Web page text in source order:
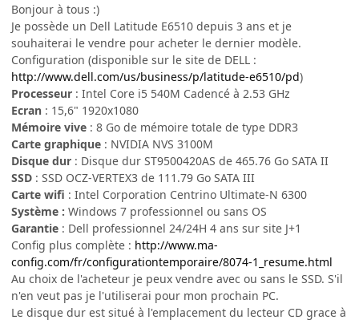
Bonjour à tous :)
Je possède un Dell Latitude E6510 depuis 3 ans et je
souhaiterai le vendre pour acheter le dernier modèle.
Configuration (disponible sur le site de DELL :
http://www.dell.com/us/business/p/latitude-e6510/pd)
Processeur : Intel Core i5 540M Cadencé à 2.53 GHz
Ecran : 15,6" 1920x1080
Mémoire vive : 8 Go de mémoire totale de type DDR3
Carte graphique : NVIDIA NVS 3100M
Disque dur : Disque dur ST9500420AS de 465.76 Go SATA II
SSD : SSD OCZ-VERTEX3 de 111.79 Go SATA III
Carte wifi : Intel Corporation Centrino Ultimate-N 6300
Système : Windows 7 professionnel ou sans OS
Garantie : Dell professionnel 24/24H 4 ans sur site J+1
Config plus complète : http://www.ma-
config.com/fr/configurationtemporaire/8074-1_resume.html
Au choix de l'acheteur je peux vendre avec ou sans le SSD. S'il
n'en veut pas je l'utiliserai pour mon prochain PC.
Le disque dur est situé à l'emplacement du lecteur CD grace à